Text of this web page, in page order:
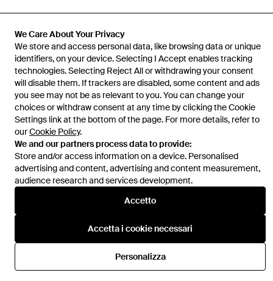
We Care About Your Privacy
We store and access personal data, like browsing data or unique
identifiers, on your device. Selecting I Accept enables tracking
technologies. Selecting Reject All or withdrawing your consent
will disable them. If trackers are disabled, some content and ads
you see may not be as relevant to you. You can change your
choices or withdraw consent at any time by clicking the Cookie
Settings link at the bottom of the page. For more details, refer to
ourCookie Policy.
We and our partners process data to provide:
Store and/or access information on a device. Personalised
advertising and content, advertising and content measurement,
audience research and services development.
Accetto
Accetta i cookie necessari
Personalizza
Assistenza e info